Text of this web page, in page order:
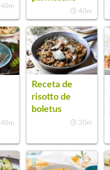
40m
40m
40m
Receta de
risotto de
boletus
30m